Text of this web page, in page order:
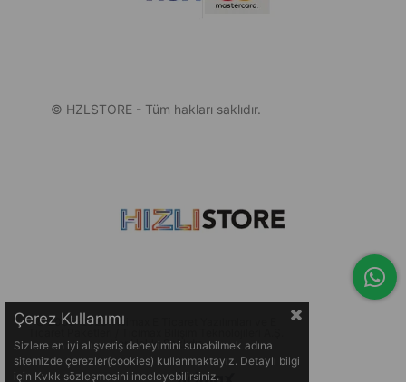
© HZLSTORE - Tüm hakları saklıdır.
© 2005-2026 Ticimax E Ticaret Yazılımları ve E
Her Hakkı Saklıdır.
Çerez Kullanımı
Sizlere en iyi alışveriş deneyimini sunabilmek adına
sitemizde çerezler(cookies) kullanmaktayız. Detaylı bilgi
için Kvkk sözleşmesini inceleyebilirsiniz.